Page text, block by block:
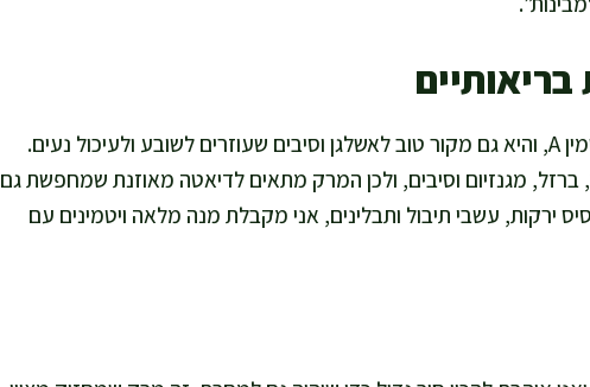
בריאותיים
הדלעת עשירה בבטא-קרוטן שהגוף ממיר לויטמין A, והיא גם מקור טוב לאשלגן וסיבים שעוזרים לשובע ולעיכול נעים.
ברזל, מגנזיום וסיבים, ולכן המרק מתאים לדיאטה מאוזנת שמחפשת גם
ירקות, עשבי תיבול ותבלינים, אני מקבלת מנה מלאה ויטמינים עם